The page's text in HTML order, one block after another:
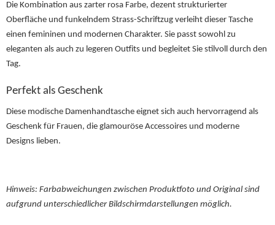
Die Kombination aus zarter rosa Farbe, dezent strukturierter
Oberfläche und funkelndem Strass-Schriftzug verleiht dieser Tasche
einen femininen und modernen Charakter. Sie passt sowohl zu
eleganten als auch zu legeren Outfits und begleitet Sie stilvoll durch den
Tag.
Perfekt als Geschenk
Diese modische Damenhandtasche eignet sich auch hervorragend als
Geschenk für Frauen, die glamouröse Accessoires und moderne
Designs lieben.
Hinweis: Farbabweichungen zwischen Produktfoto und Original sind
aufgrund unterschiedlicher Bildschirmdarstellungen möglich.